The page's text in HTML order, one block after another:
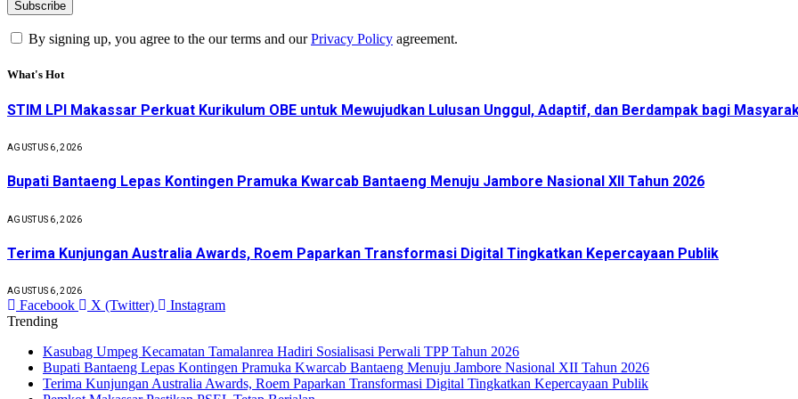
By signing up, you agree to the our terms and ourPrivacy Policy agreement.
What's Hot
STIM LPI Makassar Perkuat Kurikulum OBE untuk Mewujudkan Lulusan Unggul, Adaptif, dan Berdampak bagi
AGUSTUS 6, 2026
Bupati Bantaeng Lepas Kontingen Pramuka Kwarcab Bantaeng Menuju Jambore Nasional XII Tahun 2026
AGUSTUS 6, 2026
Terima Kunjungan Australia Awards, Roem Paparkan Transformasi Digital Tingkatkan Kepercayaan Publik
AGUSTUS 6, 2026
Facebook X (Twitter)
Instagram
Trending
Kasubag Umpeg Kecamatan Tamalanrea Hadiri Sosialisasi Perwali TPP Tahun 2026
Bupati Bantaeng Lepas Kontingen Pramuka Kwarcab Bantaeng Menuju Jambore Nasional XII Tahun 2026
Terima Kunjungan Australia Awards, Roem Paparkan Transformasi Digital Tingkatkan Kepercayaan Publik